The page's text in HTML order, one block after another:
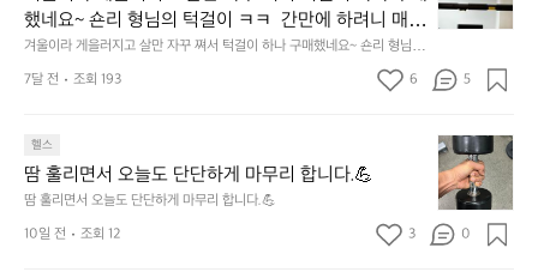
했네요~ 숀리 형님의 턱걸이 ㅋㅋ  간만에 하려니 매우
힘드네요😅 열심히 해서 20개까지 해보기~! 아자아
자!💪
겨울이라 게을러지고 살만 자꾸 쪄서 턱걸이 하나 구매했네요~ 숀리 형님의
턱걸이 ㅋㅋ  간만에 하려니 매우 힘드네요😅 열심히 해서 20개까지 해보
기~! 아자아자!💪
이
라
을
고
살
만
자
꾸
7달 전 조회 193 6 5
헬스
땀 훌리면서 오늘도 단단하게 마무리 합니다.💪
땀 훌리면서 오늘도 단단하게 마무리 합니다.💪
땀
훌
리
면
서
10일 전 조회 12 3 0